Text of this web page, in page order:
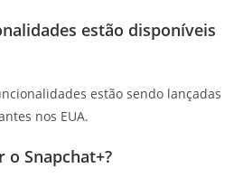
estão disponíveis
estão sendo lançadas
nos EUA.
o Snapchat+?